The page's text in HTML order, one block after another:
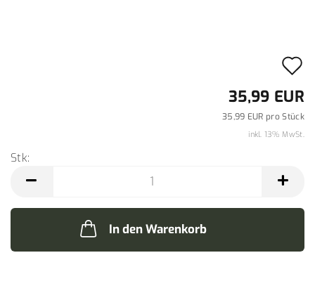
35,99 EUR
35,99 EUR pro Stück
inkl. 13% MwSt.
Stk:
In den Warenkorb